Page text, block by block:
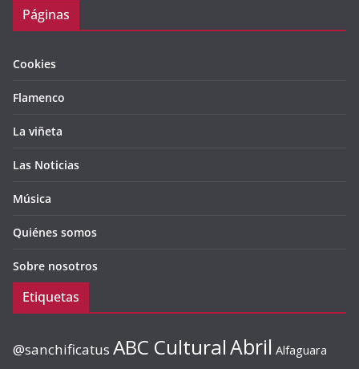
Páginas
Cookies
Flamenco
La viñeta
Las Noticias
Música
Quiénes somos
Sobre nosotros
Etiquetas
@sanchificatus ABC CulturalAbril Alfaguara